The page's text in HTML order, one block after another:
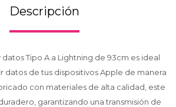
Descripción
Tipo A a Lightning de 93cm es ideal
datos de tus dispositivos Apple de manera
con materiales de alta calidad, este
garantizando una transmisión de